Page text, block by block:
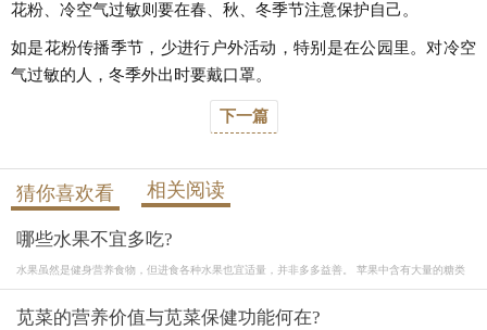
花粉、冷空气过敏则要在春、秋、冬季节注意保护自己。
如是花粉传播季节，少进行户外活动，特别是在公园里。对冷空
气过敏的人，冬季外出时要戴口罩。
下一篇
猜你喜欢看 相关阅读
哪些水果不宜多吃?
水果虽然是健身营养食物，但进食各种水果也宜适量，并非多多益善。 苹果中含有大量的糖类
苋菜的营养价值与苋菜保健功能何在?